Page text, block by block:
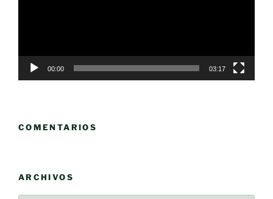
00:00 03:17
COMENTARIOS
ARCHIVOS